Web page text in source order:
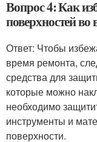
Вопрос 4: Как
поверхностей
Ответ: Чтобы
время ремонта,
средства для
которые можно
необходимо
инструменты и
поверхности.